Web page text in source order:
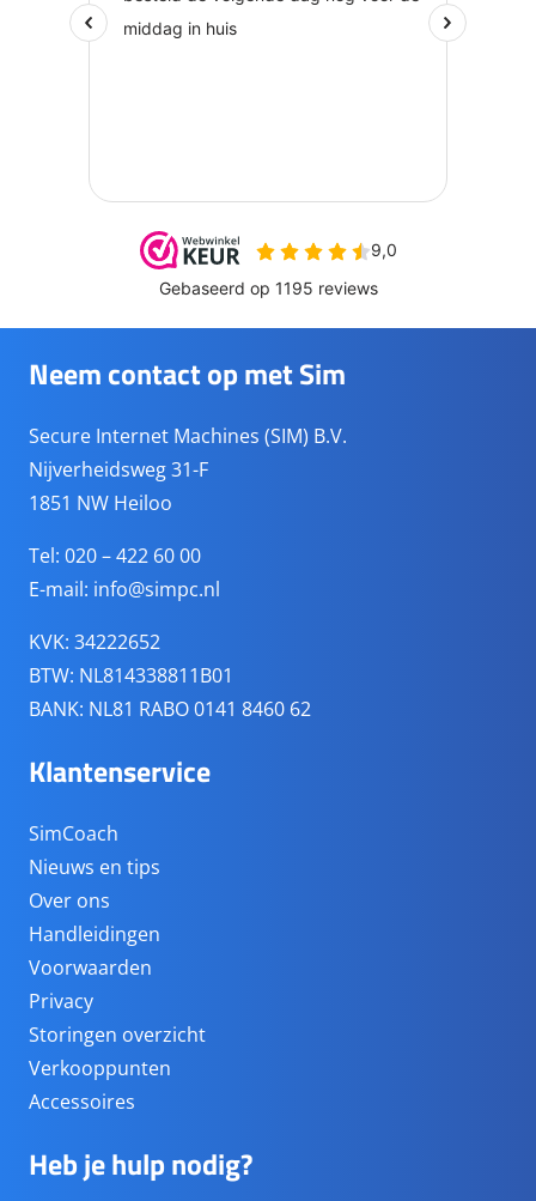
Neem contact op met Sim
Secure Internet Machines (SIM) B.V.
Nijverheidsweg 31-F
1851 NW Heiloo
Tel: 020 – 422 60 00
E-mail: info@simpc.nl
KVK: 34222652
BTW: NL814338811B01
BANK: NL81 RABO 0141 8460 62
Klantenservice
SimCoach
Nieuws en tips
Over ons
Handleidingen
Voorwaarden
Privacy
Storingen overzicht
Verkooppunten
Accessoires
Heb je hulp nodig?